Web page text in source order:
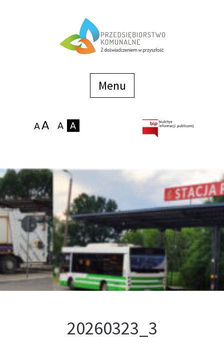
Menu
Zakłady
Podaj stan wodomierza
Kontakt
Oferta
20260323_3